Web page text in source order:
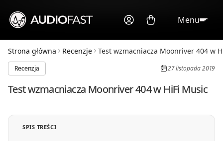
Menu
Strona główna Recenzje Test wzmacniacza Moonriver 404 w
SPIS TREŚCI
Recenzja 27 listopada 2019
Test wzmacniacza Moonriver 404 w HiFi Music